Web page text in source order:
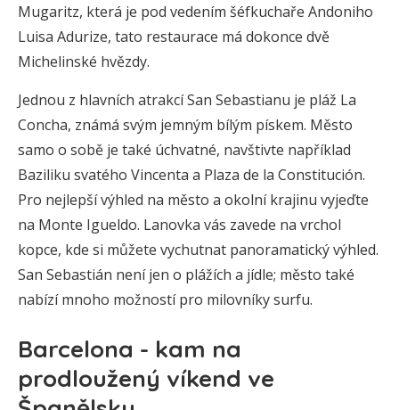
Mugaritz, která je pod vedením šéfkuchaře Andoniho
Luisa Adurize, tato restaurace má dokonce dvě
Michelinské hvězdy.
Jednou z hlavních atrakcí San Sebastianu je pláž La
Concha, známá svým jemným bílým pískem. Město
samo o sobě je také úchvatné, navštivte například
Baziliku svatého Vincenta a Plaza de la Constitución.
Pro nejlepší výhled na město a okolní krajinu vyjeďte
na Monte Igueldo. Lanovka vás zavede na vrchol
kopce, kde si můžete vychutnat panoramatický výhled.
San Sebastián není jen o plážích a jídle; město také
nabízí mnoho možností pro milovníky surfu.
Barcelona - kam na
prodloužený víkend ve